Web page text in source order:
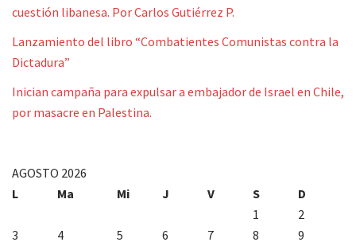
cuestión libanesa. Por Carlos Gutiérrez P.
Lanzamiento del libro “Combatientes Comunistas contra la
Dictadura”
Inician campaña para expulsar a embajador de Israel en Chile,
por masacre en Palestina.
AGOSTO 2026
L
Ma Mi J V S
D
1
2
3
4 5 6 7 8
9